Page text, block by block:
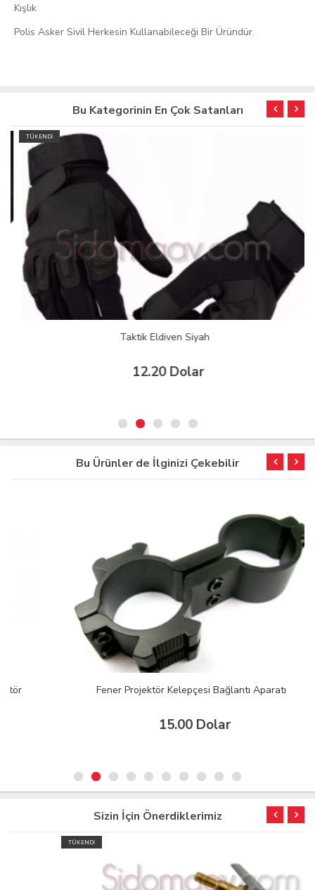
Kışlık
Polis Asker Sivil Herkesin Kullanabileceği Bir Üründür.
Bu Kategorinin En Çok Satanları
TÜKENDİ
Taktik Eldiven Siyah
12.20 Dolar
Bu Ürünler de İlginizi Çekebilir
Fener Projektör Kelepçesi Bağlantı Aparatı
15.00 Dolar
Sizin İçin Önerdiklerimiz